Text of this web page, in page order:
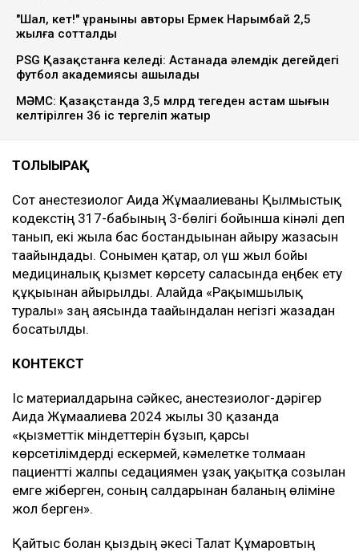
"Шал, кет!" ұранының авторы Ермек Нарымбай 2,5
жылға сотталды
PSG Қазақстанға келеді: Астанада әлемдік деңгейдегі
футбол академиясы ашылады
МӘМС: Қазақстанда 3,5 млрд теңгеден астам шығын
келтірілген 36 іс тергеліп жатыр
ТОЛЫҒЫРАҚ
Сот анестезиолог Аида Жұмағалиеваны Қылмыстық
кодекстің 317-бабының 3-бөлігі бойынша кінәлі деп
танып, екі жылға бас бостандығынан айыру жазасын
тағайындады. Сонымен қатар, ол үш жыл бойы
медициналық қызмет көрсету саласында еңбек ету
құқығынан айырылды. Алайда «Рақымшылық
туралы» заң аясында тағайындалған негізгі жазадан
босатылды.
КОНТЕКСТ
Іс материалдарына сәйкес, анестезиолог-дәрігер
Аида Жұмағалиева 2024 жылғы 30 қазанда
«қызметтік міндеттерін бұзып, қарсы
көрсетілімдерді ескермей, кәмелетке толмаған
пациентті жалпы седациямен ұзақ уақытқа созылған
емге жіберген, соның салдарынан баланың өліміне
жол берген».
Қайтыс болған қыздың әкесі Талғат Құмаровтың